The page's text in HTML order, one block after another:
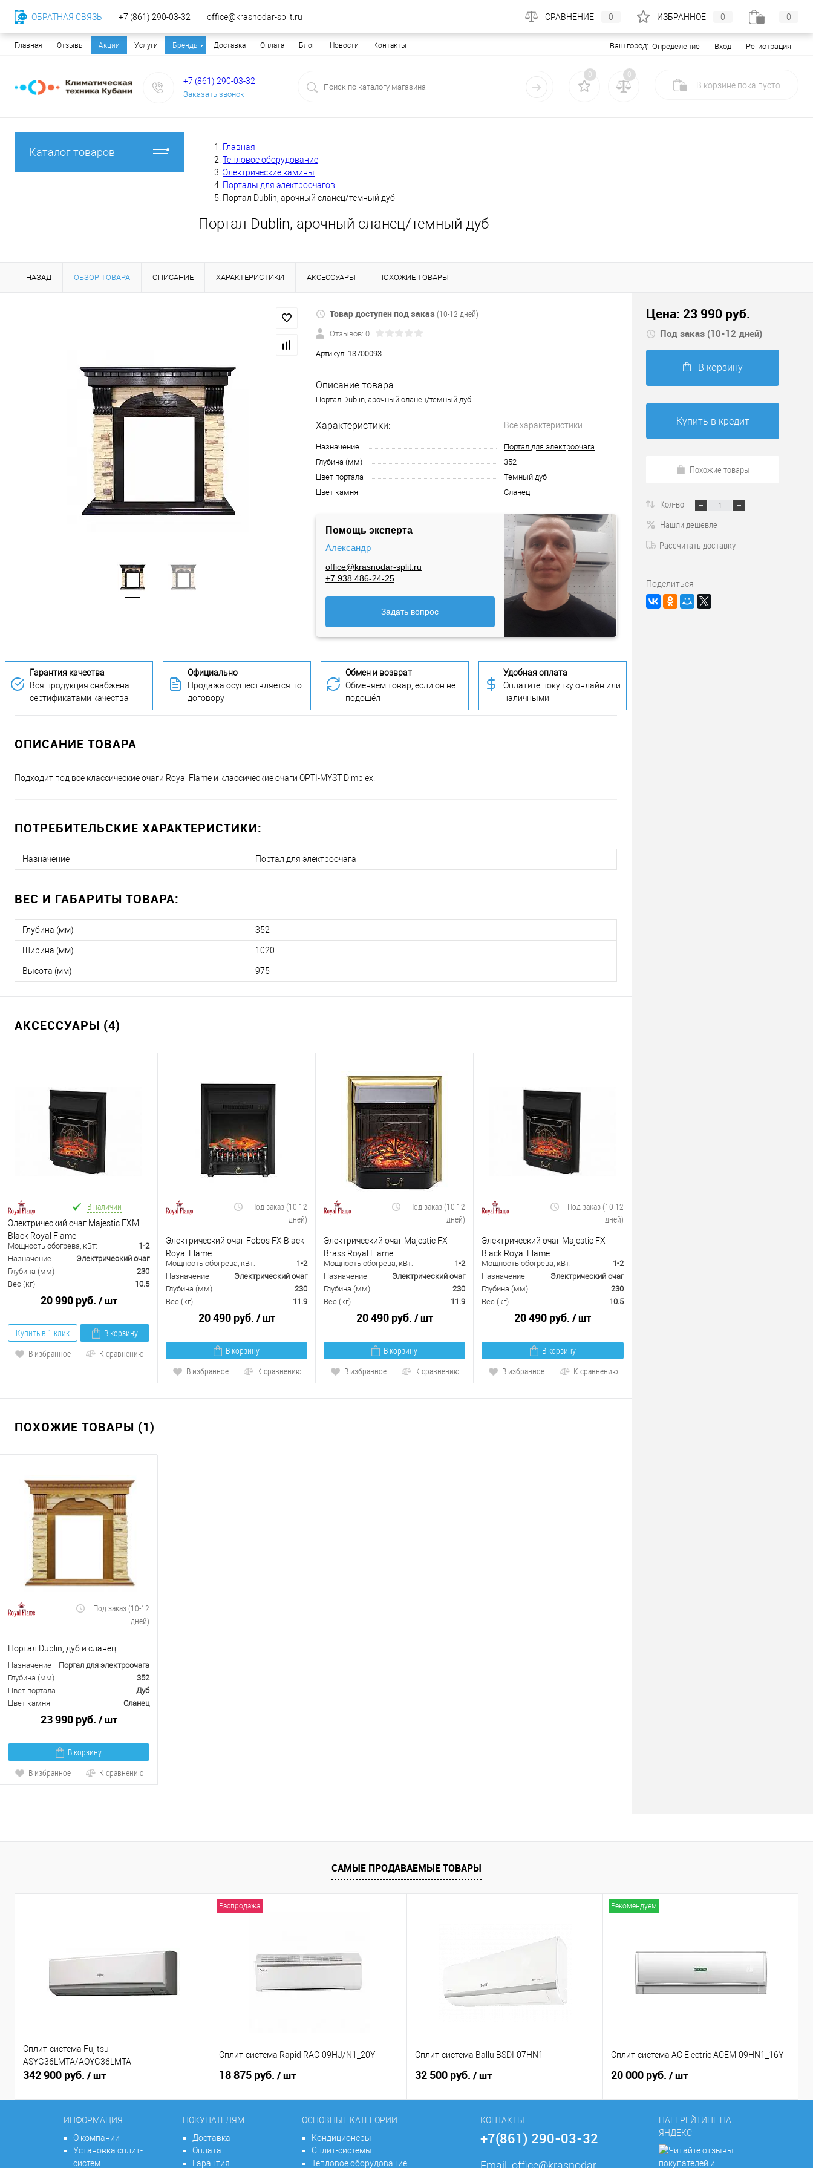
Главная Отзывы Акции Услуги Бренды Доставка Оплата Блог Новости Контакты Ваш город: Определение Вход Регистрация
+7 (861) 290-03-32
Заказать звонок
0 0
В корзине пока пусто
Каталог товаров
Главная
Тепловое оборудование
Электрические камины
Порталы для электроочагов
Портал Dublin, арочный сланец/темный дуб
Портал Dublin, арочный сланец/темный дуб
НАЗАД ОБЗОР ТОВАРА ОПИСАНИЕ ХАРАКТЕРИСТИКИ АКСЕССУАРЫ ПОХОЖИЕ ТОВАРЫ
Товар доступен под заказ (10-12 дней)
Отзывов: 0
Артикул: 13700093
Описание товара:
Портал Dublin, арочный сланец/темный дуб
Характеристики: Все характеристики
Назначение
Портал для электроочага
Глубина (мм)
352
Цвет портала
Темный дуб
Цвет камня
Сланец
Помощь эксперта
Александр
office@krasnodar-split.ru
+7 938 486-24-25
Задать вопрос
Гарантия качества
Вся продукция снабжена
сертификатами качества
Официально
Продажа осуществляется по
договору
Обмен и возврат
Обменяем товар, если он не
подошёл
Удобная оплата
Оплатите покупку онлайн или
наличными
ОПИСАНИЕ ТОВАРА
Подходит под все классические очаги Royal Flame и классические очаги OPTI-MYST Dimplex.
ПОТРЕБИТЕЛЬСКИЕ ХАРАКТЕРИСТИКИ:
Назначение Портал для электроочага
ВЕС И ГАБАРИТЫ ТОВАРА:
Глубина (мм) 352
Ширина (мм) 1020
Высота (мм) 975
АКСЕССУАРЫ (4)
В наличии
Электрический очаг Majestic FXM
Black Royal Flame
Мощность обогрева, кВт:
1-2
Назначение
Электрический очаг
Глубина (мм)
230
Вес (кг)
10.5
20 990 руб. / шт
Купить в 1 клик
В корзину
В избранное
К сравнению
Под заказ (10-12
дней)
Электрический очаг Fobos FX Black
Royal Flame
Мощность обогрева, кВт:
1-2
Назначение
Электрический очаг
Глубина (мм)
230
Вес (кг)
11.9
20 490 руб. / шт
В корзину
В избранное
К сравнению
Под заказ (10-12
дней)
Электрический очаг Majestic FX
Brass Royal Flame
Мощность обогрева, кВт:
1-2
Назначение
Электрический очаг
Глубина (мм)
230
Вес (кг)
11.9
20 490 руб. / шт
В корзину
В избранное
К сравнению
Под заказ (10-12
дней)
Электрический очаг Majestic FX
Black Royal Flame
Мощность обогрева, кВт:
1-2
Назначение
Электрический очаг
Глубина (мм)
230
Вес (кг)
10.5
20 490 руб. / шт
В корзину
В избранное
К сравнению
ПОХОЖИЕ ТОВАРЫ (1)
Под заказ (10-12
дней)
Портал Dublin, дуб и сланец
Назначение
Портал для электроочага
Глубина (мм)
352
Цвет портала
Дуб
Цвет камня
Сланец
23 990 руб. / шт
В корзину
В избранное
К сравнению
Цена: 23 990 руб.
Под заказ (10-12 дней)
В корзину
Купить в кредит
Похожие товары
Кол-во:
Нашли дешевле
Рассчитать доставку
Поделиться
САМЫЕ ПРОДАВАЕМЫЕ ТОВАРЫ
Сплит-система Fujitsu
ASYG36LMTA/AOYG36LMTA
342 900 руб. / шт
Распродажа
Сплит-система Rapid RAC-09HJ/N1_20Y
18 875 руб. / шт
Сплит-система Ballu BSDI-07HN1
32 500 руб. / шт
Рекомендуем
Сплит-система AC Electric ACEM-09HN1_16Y
20 000 руб. / шт
ИНФОРМАЦИЯ
О компании
Установка сплит-
систем
ПОКУПАТЕЛЯМ
Доставка
Оплата
Гарантия
ОСНОВНЫЕ КАТЕГОРИИ
Кондиционеры
Сплит-системы
Тепловое оборудование
КОНТАКТЫ
+7(861) 290-03-32
Email: office@krasnodar-
НАШ РЕЙТИНГ НА
ЯНДЕКС
ОБРАТНАЯ СВЯЗЬ +7 (861) 290-03-32 office@krasnodar-split.ru СРАВНЕНИЕ 0 ИЗБРАННОЕ 0 0